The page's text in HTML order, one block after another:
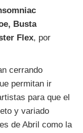
Busta
Flex, por
cerrando
permitan ir
para que el
y variado
de Abril como la